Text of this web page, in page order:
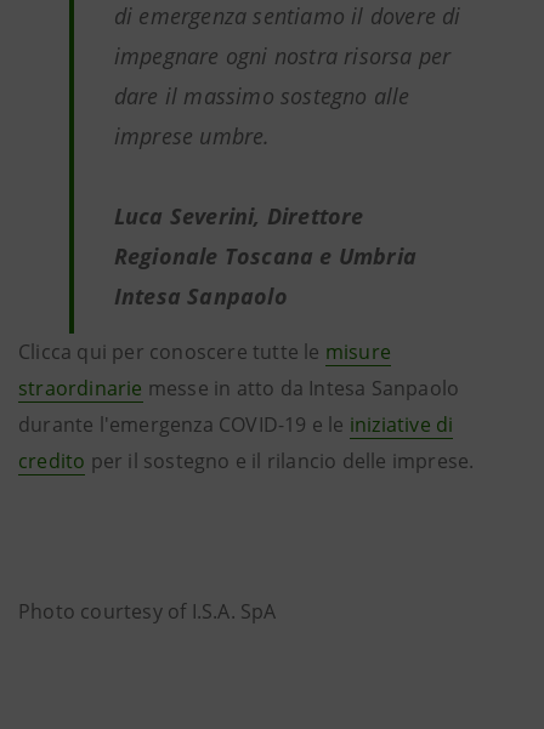
di emergenza sentiamo il dovere di
impegnare ogni nostra risorsa per
dare il massimo sostegno alle
imprese umbre.
Luca Severini, Direttore
Regionale Toscana e Umbria
Intesa Sanpaolo
Clicca qui per conoscere tutte le misure
straordinarie messe in atto da Intesa Sanpaolo
durante l'emergenza COVID-19 e le iniziative di
credito per il sostegno e il rilancio delle imprese.
Photo courtesy of I.S.A. SpA